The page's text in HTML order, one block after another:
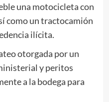
una motocicleta con
como un tractocamión
ilícita.
otorgada por un
y peritos
a la bodega para